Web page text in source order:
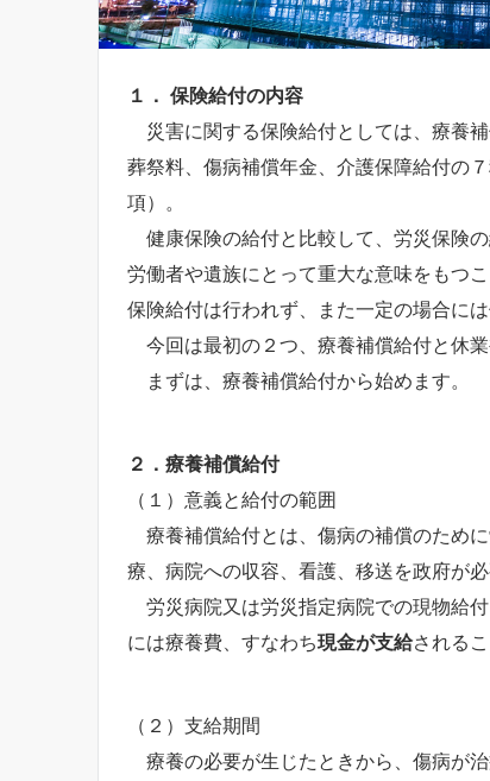
１． 保険給付の内容
災害に関する保険給付としては、療養
葬祭料、傷病補償年金、介護保障給付の
項）。
健康保険の給付と比較して、労災保険
労働者や遺族にとって重大な意味をもつ
保険給付は行われず、また一定の場合に
今回は最初の２つ、療養補償給付と休
まずは、療養補償給付から始めます。
２．療養補償給付
（１）意義と給付の範囲
療養補償給付とは、傷病の補償のため
療、病院への収容、看護、移送を政府が
労災病院又は労災指定病院での現物給
には療養費、すなわち現金が支給されるこ
（２）支給期間
療養の必要が生じたときから、傷病が